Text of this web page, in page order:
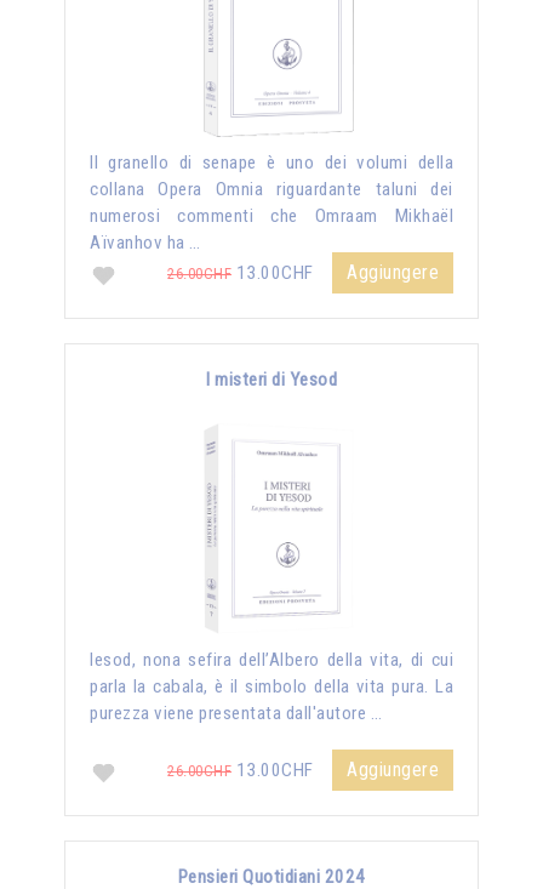
Il granello di senape è uno dei volumi della
collana Opera Omnia riguardante taluni dei
numerosi commenti che Omraam Mikhaël
Aïvanhov ha …
26.00CHF 13.00CHF Aggiungere
I misteri di Yesod
Iesod, nona sefira dell’Albero della vita, di cui
parla la cabala, è il simbolo della vita pura. La
purezza viene presentata dall'autore …
26.00CHF 13.00CHF Aggiungere
Pensieri Quotidiani 2024